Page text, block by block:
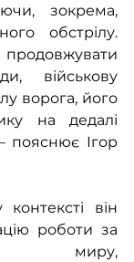
зокрема,
обстрілу.
військову
ворога, його
на дедалі
– пояснює Ігор
контексті він
роботи за
миру,